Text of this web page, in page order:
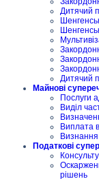
Дитячий
Дитячий
Майнові
Послуги
Виділ
Виплата
Визнання
Податкові
рішень